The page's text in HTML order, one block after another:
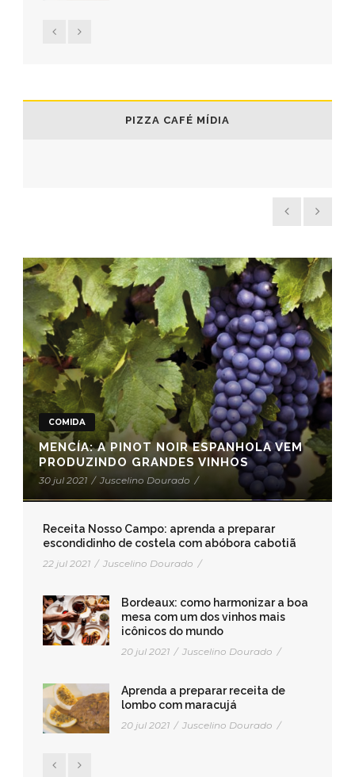
PIZZA CAFÉ MÍDIA
COMIDA
MENCÍA: A PINOT NOIR ESPANHOLA VEM
PRODUZINDO GRANDES VINHOS
30 jul 2021 / Juscelino Dourado /
Receita Nosso Campo: aprenda a preparar
escondidinho de costela com abóbora cabotiã
22 jul 2021 / Juscelino Dourado /
Bordeaux: como harmonizar a boa
mesa com um dos vinhos mais
icônicos do mundo
20 jul 2021 / Juscelino Dourado /
Aprenda a preparar receita de
lombo com maracujá
20 jul 2021 / Juscelino Dourado /